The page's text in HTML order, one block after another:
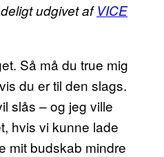
udgivet afVICE
Så må du true mig
du er til den slags.
slås – og jeg ville
hvis vi kunne lade
mit budskab mindre